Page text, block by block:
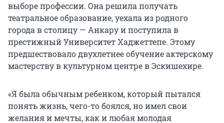
выборе профессии. Она решила получать
театральное образование, уехала из родного
города в столицу — Анкару и поступила в
престижный Университет Хаджеттепе. Этому
предшествовало двухлетнее обучение актерскому
мастерству в культурном центре в Эскишехире.
«Я была обычным ребенком, который пытался
понять жизнь, чего-то боялся, но имел свои
желания и мечты, как и любая молодая